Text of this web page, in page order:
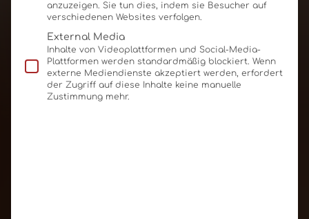
anzuzeigen. Sie tun dies, indem sie Besucher auf
verschiedenen Websites verfolgen.
External Media
Inhalte von Videoplattformen und Social-Media-
Plattformen werden standardmäßig blockiert. Wenn
externe Mediendienste akzeptiert werden, erfordert
der Zugriff auf diese Inhalte keine manuelle
Zustimmung mehr.